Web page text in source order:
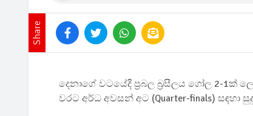
Share
දෙනාගේ වටයේදී ප්‍රබල බ්‍රසීලය ගෝල 2-
වරට අර්ධ අවසන් අට (Quarter-finals) සඳහා